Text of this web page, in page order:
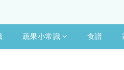
蔬果小常識 食譜